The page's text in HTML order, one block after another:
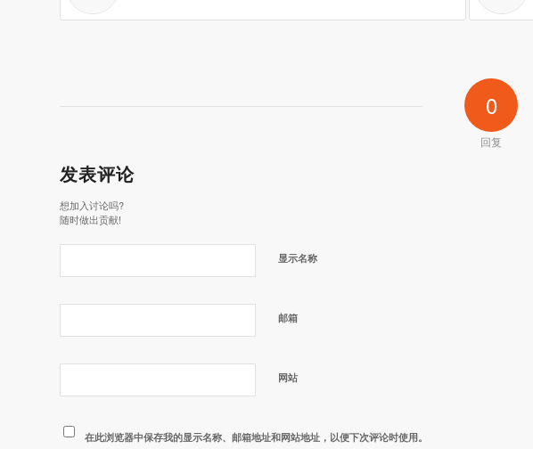
0
回复
发表评论
想加入讨论吗?
随时做出贡献!
显示名称
邮箱
网站
在此浏览器中保存我的显示名称、邮箱地址和网站地址，以便下次评论时使用。